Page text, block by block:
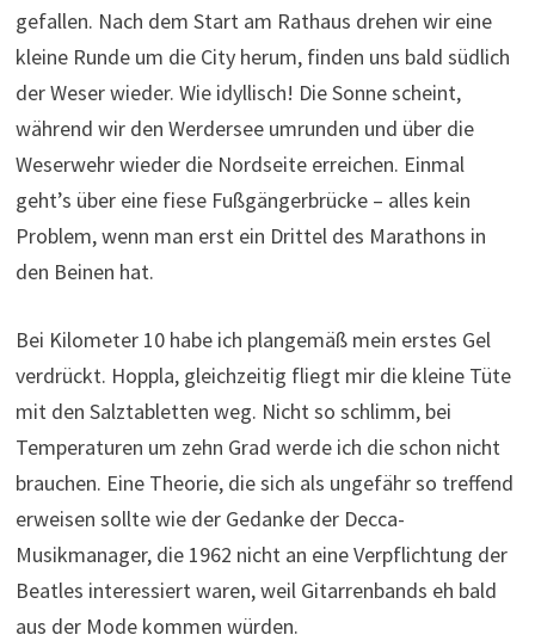
gefallen. Nach dem Start am Rathaus drehen wir eine
kleine Runde um die City herum, finden uns bald südlich
der Weser wieder. Wie idyllisch! Die Sonne scheint,
während wir den Werdersee umrunden und über die
Weserwehr wieder die Nordseite erreichen. Einmal
geht’s über eine fiese Fußgängerbrücke – alles kein
Problem, wenn man erst ein Drittel des Marathons in
den Beinen hat.
Bei Kilometer 10 habe ich plangemäß mein erstes Gel
verdrückt. Hoppla, gleichzeitig fliegt mir die kleine Tüte
mit den Salztabletten weg. Nicht so schlimm, bei
Temperaturen um zehn Grad werde ich die schon nicht
brauchen. Eine Theorie, die sich als ungefähr so treffend
erweisen sollte wie der Gedanke der Decca-
Musikmanager, die 1962 nicht an eine Verpflichtung der
Beatles interessiert waren, weil Gitarrenbands eh bald
aus der Mode kommen würden.